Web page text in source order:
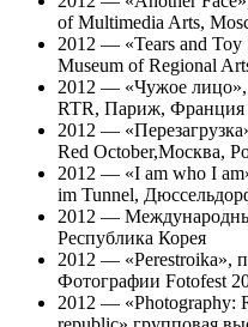
of Multimedia Arts,
2012 — «Tears and Toy
Museum of Regional
2012 — «Чужое лицо»,
RTR, Париж, Франция
2012 —
Red October,Москва,
2012 — «I am who I
im Tunnel,
2012 —
Республика Корея
2012 — «Perestroika»,
Фотографии Fotofest
2012 — «Photography: